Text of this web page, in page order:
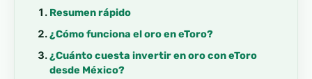
Resumen rápido
¿Cómo funciona el oro en eToro?
¿Cuánto cuesta invertir en oro con eToro
desde México?